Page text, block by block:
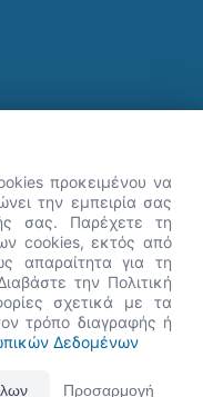
εκδόσεις, Google Chrome, Mozilla Firefox,
Είμαι η Νόησις.
να σε βοηθήσω
προκειμένου να
την εμπειρία σας
σας. Παρέχετε τη
cookies, εκτός από
απαραίτητα για τη
την Πολιτική
σχετικά με τα
τρόπο διαγραφής ή
Δεδομένων
Προσαρμογή